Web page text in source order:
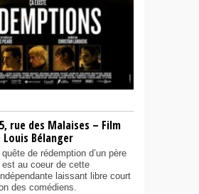
rue des Malaises – Film
Louis Bélanger
quête de rédemption d’un père
est au coeur de cette
laissant libre court
des comédiens.